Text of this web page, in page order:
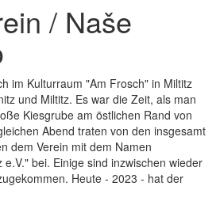
/ Naše
im Kulturraum "Am Frosch" in Miltitz
und Miltitz. Es war die Zeit, als man
Kiesgrube am östlichen Rand von
Abend traten von den insgesamt
dem Verein mit dem Namen
bei. Einige sind inzwischen wieder
Heute - 2023 - hat der